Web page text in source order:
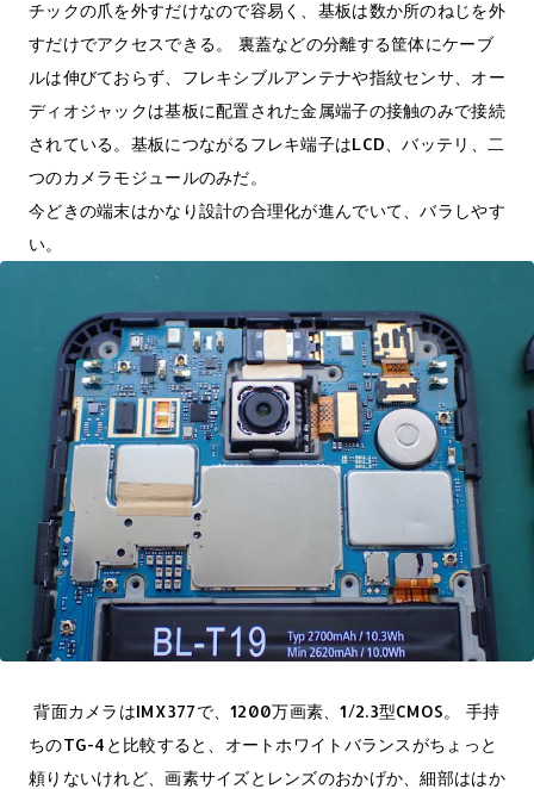
チックの爪を外すだけなので容易く、基板は数か所のねじを外
すだけでアクセスできる。 裏蓋などの分離する筐体にケーブ
ルは伸びておらず、フレキシブルアンテナや指紋センサ、オー
ディオジャックは基板に配置された金属端子の接触のみで接続
されている。基板につながるフレキ端子はLCD、バッテリ、二
つのカメラモジュールのみだ。
今どきの端末はかなり設計の合理化が進んでいて、バラしやす
い。
背面カメラはIMX377で、1200万画素、1/2.3型CMOS。 手持
ちのTG-4と比較すると、オートホワイトバランスがちょっと
頼りないけれど、画素サイズとレンズのおかげか、細部ははか